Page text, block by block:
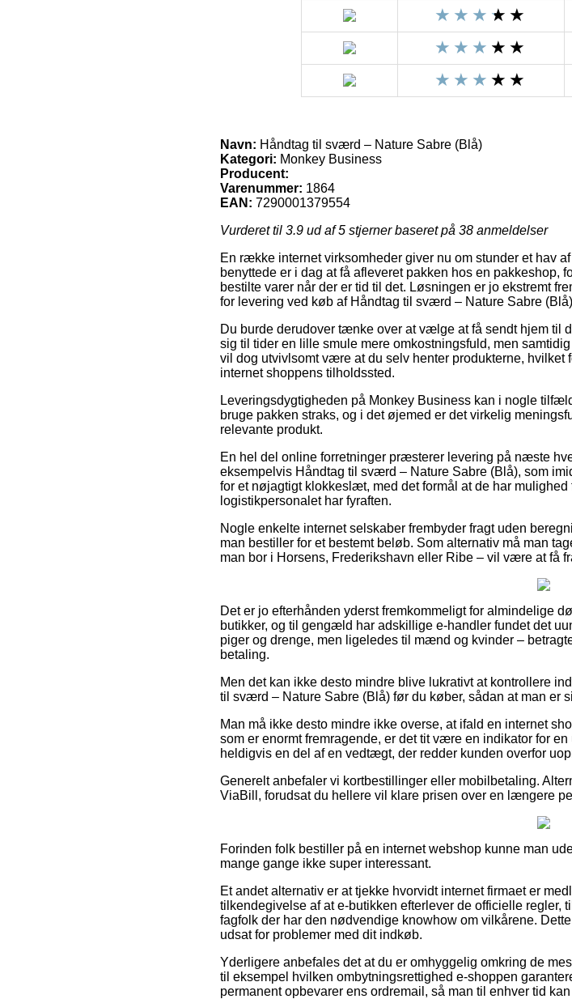
Navn: Håndtag til sværd – Nature Sabre (Blå)
Kategori: Monkey Business
Producent:
Varenummer: 1864
EAN: 7290001379554
Vurderet til 3.9 ud af 5 stjerner baseret på 38 anmeldelser
En række internet virksomheder giver nu om stunder et hav
benyttede er i dag at få afleveret pakken hos en pakkeshop,
bestilte varer når der er tid til det. Løsningen er jo ekstremt
for levering ved køb af Håndtag til sværd – Nature Sabre
Du burde derudover tænke over at vælge at få sendt hjem til
sig til tider en lille smule mere omkostningsfuld, men
vil dog utvivlsomt være at du selv henter produkterne,
internet shoppens tilholdssted.
Leveringsdygtigheden på Monkey Business kan i nogle
bruge pakken straks, og i det øjemed er det virkelig
relevante produkt.
En hel del online forretninger præsterer levering på næste
eksempelvis Håndtag til sværd – Nature Sabre (Blå), som
for et nøjagtigt klokkeslæt, med det formål at de har
logistikpersonalet har fyraften.
Nogle enkelte internet selskaber frembyder fragt uden
man bestiller for et bestemt beløb. Som alternativ må man
man bor i Horsens, Frederikshavn eller Ribe – vil være at få
Det er jo efterhånden yderst fremkommeligt for almindelige
butikker, og til gengæld har adskillige e-handler fundet det
piger og drenge, men ligeledes til mænd og kvinder –
betaling.
Men det kan ikke desto mindre blive lukrativt at kontrollere
til sværd – Nature Sabre (Blå) før du køber, sådan at man er
Man må ikke desto mindre ikke overse, at ifald en internet
som er enormt fremragende, er det tit være en indikator for
heldigvis en del af en vedtægt, der redder kunden overfor
Generelt anbefaler vi kortbestillinger eller mobilbetaling.
ViaBill, forudsat du hellere vil klare prisen over en længere
Forinden folk bestiller på en internet webshop kunne man
mange gange ikke super interessant.
Et andet alternativ er at tjekke hvorvidt internet firmaet er
tilkendegivelse af at e-butikken efterlever de officielle regler,
fagfolk der har den nødvendige knowhow om vilkårene.
udsat for problemer med dit indkøb.
Yderligere anbefales det at du er omhyggelig omkring de
til eksempel hvilken ombytningsrettighed e-shoppen
permanent opbevarer ens ordremail, så man til enhver tid